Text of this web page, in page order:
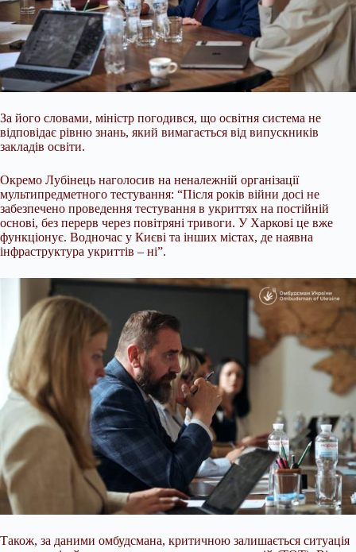
За його словами, міністр погодився, що освітня система не
відповідає рівню знань, який вимагається від випускників
закладів освіти.
Окремо Лубінець наголосив на неналежній організації
мультипредметного тестування: “Після років війни досі не
забезпечено проведення тестування в укриттях на постійній
основі, без перерв через повітряні тривоги. У Харкові це вже
функціонує. Водночас у Києві та інших містах, де наявна
інфраструктура укриттів – ні”.
Також, за даними омбудсмана, критичною залишається ситуація